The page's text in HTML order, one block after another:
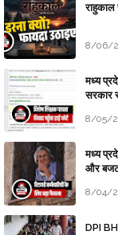
राहुकाल
8/06/
मध्य
सरकार
8/05/
मध्य
और बजट
8/04/
DPI